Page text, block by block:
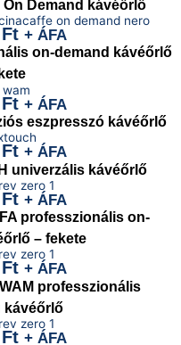
On Demand kávéőrlő
Ft + ÁFA
on-demand kávéőrlő
Ft + ÁFA
eszpresszó kávéőrlő
Ft + ÁFA
univerzális kávéőrlő
Ft + ÁFA
professzionális on-
– fekete
Ft + ÁFA
professzionális
kávéőrlő
Ft + ÁFA